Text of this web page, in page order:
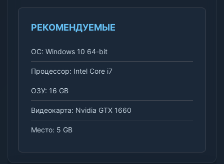
РЕКОМЕНДУЕМЫЕ
ОС: Windows 10 64-bit
Процессор: Intel Core i7
ОЗУ: 16 GB
Видеокарта: Nvidia GTX 1660
Место: 5 GB